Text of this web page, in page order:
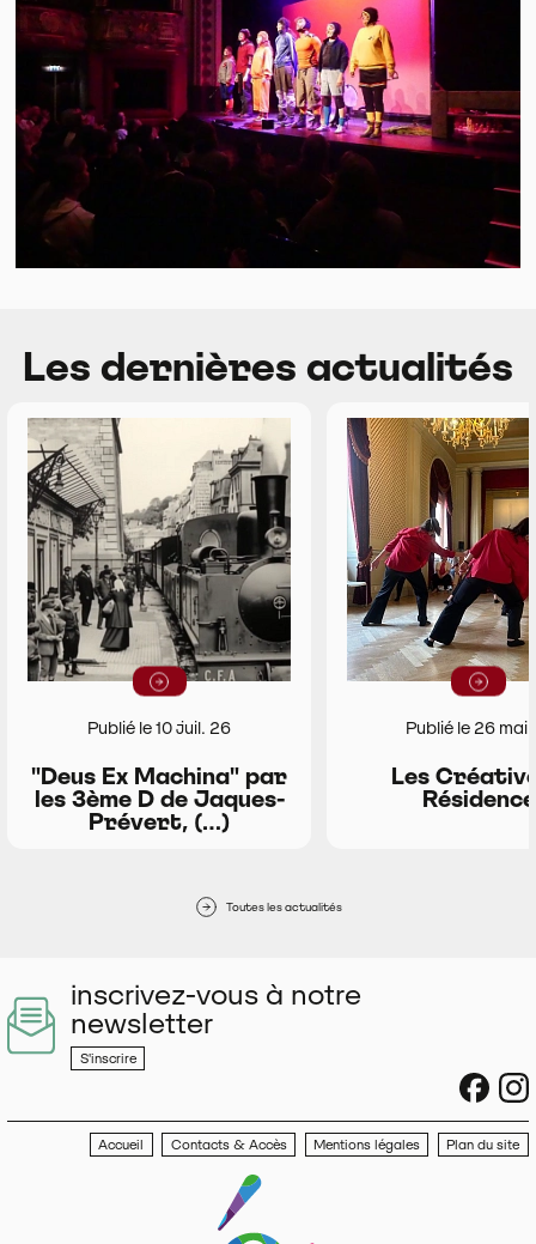
Les dernières actualités
Lire la suite
Publié le 10 juil. 26
"Deus Ex Machina" par
les 3ème D de Jaques-
Prévert, (…)
Lire la
Publié le 26 mai
Les
Résidence
Toutes les actualités
inscrivez-vous à notre
newsletter
S'inscrire
Accueil Contacts & Accès Mentions légales Plan du site